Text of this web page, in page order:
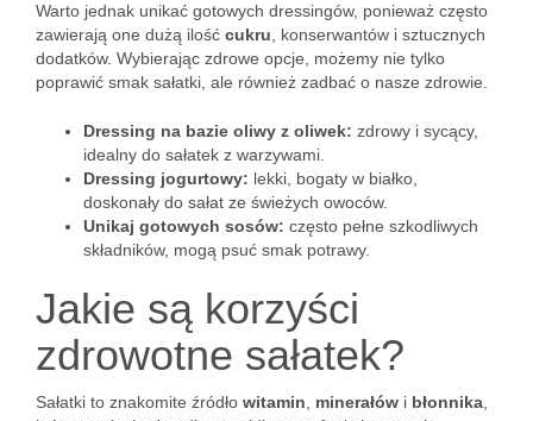
Warto jednak unikać gotowych dressingów, ponieważ często
zawierają one dużą ilość cukru , konserwantów i sztucznych
dodatków. Wybierając zdrowe opcje, możemy nie tylko
poprawić smak sałatki, ale również zadbać o nasze zdrowie.
Dressing na bazie oliwy z oliwek: zdrowy i sycący,
idealny do sałatek z warzywami.
Dressing jogurtowy: lekki, bogaty w białko,
doskonały do sałat ze świeżych owoców.
Unikaj gotowych sosów: często pełne szkodliwych
składników, mogą psuć smak potrawy.
Jakie są korzyści
zdrowotne sałatek?
Sałatki to znakomite źródło witamin minerałów i błonnika